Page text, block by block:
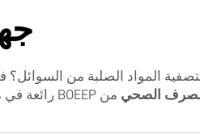
المواد الصلبة من السوائل؟
الصحي من BOEEP رائعة في مساعدة العمال على زيادة إنتاجيتهم وتقليل النفايات، وهو أمر نعلم جميعًا أنه أفضل لبيئتنا.